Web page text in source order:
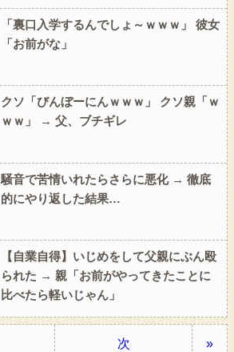
「裏口入学するんでしょ～ｗｗｗ」 彼女
「お前がな」
クソ「びんぼーにんｗｗｗ」 クソ親「ｗ
ｗｗ」 → 父、ブチギレ
騒音で苦情いれたらさらに悪化 → 徹底
的にやり返した結果…
【自業自得】いじめをして父親にぶん殴
られた → 親「お前がやってきたことに
比べたら軽いじゃん」
次 »